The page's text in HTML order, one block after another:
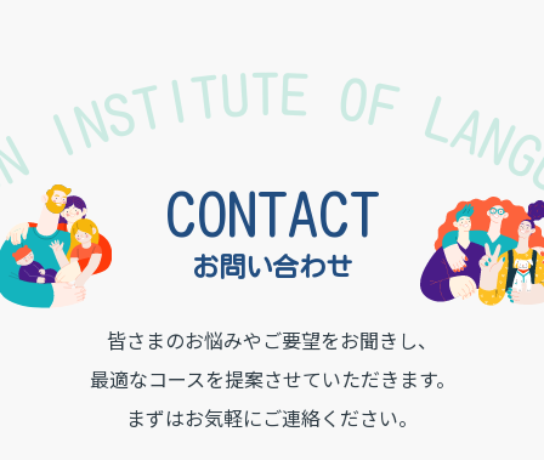
INSTITUTE OF
お問い合わせ
CONTACT
皆さまのお悩みやご要望をお聞きし、
最適なコースを提案させていただきます。
まずはお気軽にご連絡ください。